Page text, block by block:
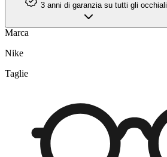
3 anni di garanzia su tutti gli occhiali
Marca
Nike
Taglie